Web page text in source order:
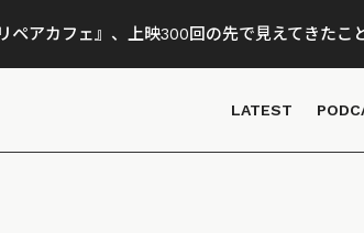
ペアカフェ』、上映300回の先で見えてきたこ
LATEST